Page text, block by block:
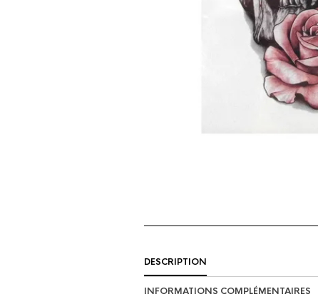
DESCRIPTION
INFORMATIONS COMPLÉMENTAIRES